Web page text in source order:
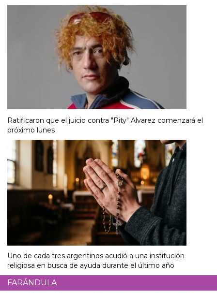
Ratificaron que el juicio contra "Pity" Alvarez comenzará el
próximo lunes
Uno de cada tres argentinos acudió a una institución
religiosa en busca de ayuda durante el último año
FARÁNDULA